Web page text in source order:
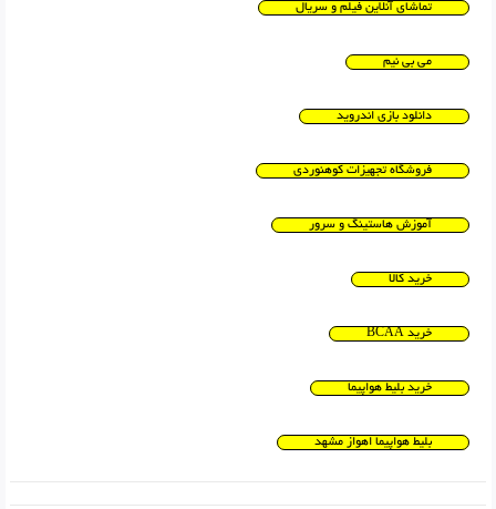
تماشای آنلاین فیلم و سریال
می بی نیم
دانلود بازی اندروید
فروشگاه تجهیزات کوهنوردی
آموزش هاستینگ و سرور
خرید کالا
خرید BCAA
خرید بلیط هواپیما
بلیط هواپیما اهواز مشهد